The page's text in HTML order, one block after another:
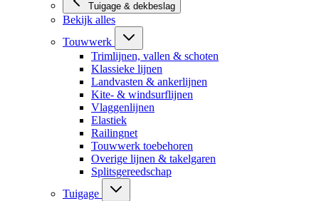
Tuigage & dekbeslag
Bekijk alles
Touwwerk
Trimlijnen, vallen & schoten
Klassieke lijnen
Landvasten & ankerlijnen
Kite- & windsurflijnen
Vlaggenlijnen
Elastiek
Railingnet
Touwwerk toebehoren
Overige lijnen & takelgaren
Splitsgereedschap
Tuigage